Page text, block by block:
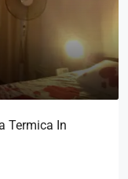
Centrala Si